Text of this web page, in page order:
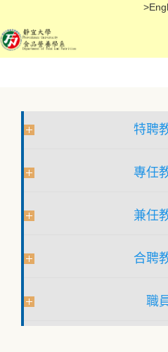
主
要
>
特聘
專任
兼任
合聘
職